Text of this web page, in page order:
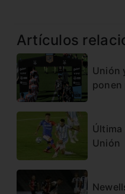
Artículos
Unión
ponen
Última
Unión